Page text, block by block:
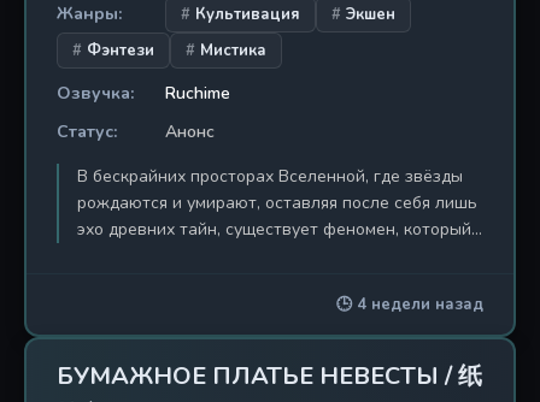
Жанры: Культивация
Экшен
Фэнтези
Мистика
Озвучка:
Ruchime
Статус:
Анонс
В бескрайних просторах Вселенной, где звёзды
рождаются и умирают, оставляя после себя лишь
эхо древних тайн, существует феномен, который
настоящее и будущее, ключ к пониманию самой
сути мироздания. Главный герой, обычный юноша,
живущий в современном мегаполисе, однажды
сталкивается с необъяснимым явлением, которое
🕒 4 недели назад
БУМАЖНОЕ ПЛАТЬЕ НЕВЕСТЫ / 纸